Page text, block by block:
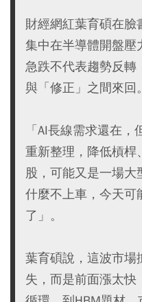
財經網紅葉育碩在臉
集中在半導體開盤壓
急跌不代表趨勢反轉
與「修正」之間來回。
「AI長線需求還在
重新整理，降低槓桿
股，可能又是一場
什麼不上車，今天可
了」。
葉育碩說，這波市場
失，而是前面漲太快